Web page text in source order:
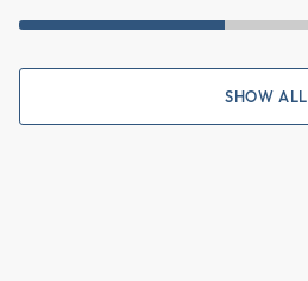
SHOW ALL